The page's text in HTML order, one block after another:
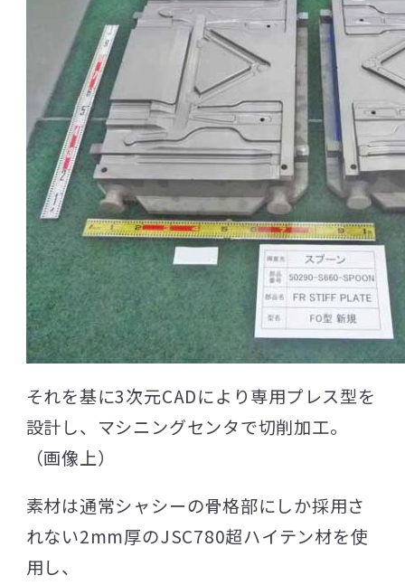
それを基に3次元CADにより専用プレス型を
設計し、マシニングセンタで切削加工。
（画像上）
素材は通常シャシーの骨格部にしか採用さ
れない2mm厚のJSC780超ハイテン材を使
用し、